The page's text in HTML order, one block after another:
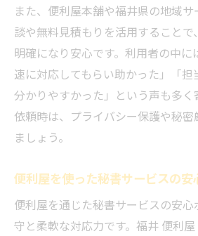
また、便利屋本舗や福井県の地域
談や無料見積もりを活用すること
明確になり安心です。利用者の中に
速に対応してもらい助かった」「担
分かりやすかった」という声も多く
依頼時は、プライバシー保護や秘
ましょう。
便利屋を使った秘書サービスの安
便利屋を通じた秘書サービスの安
守と柔軟な対応力です。福井 便利